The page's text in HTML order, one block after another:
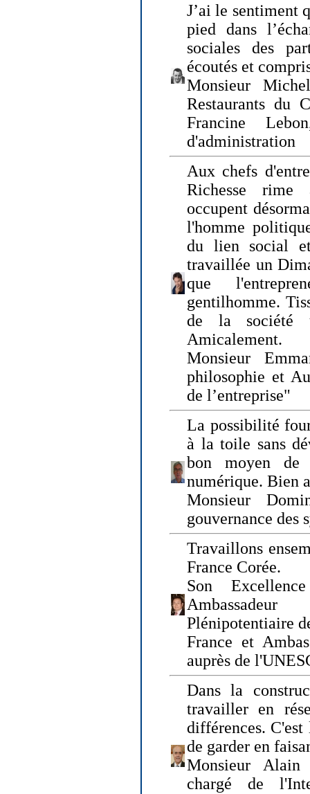
J’ai le sentiment
pied dans
sociales des
écoutés et
Monsieur
Restaurants du
Francine
d'administration
Aux chefs
Richesse rime
occupent
l'homme
du lien social
travaillée un
que
gentilhomme.
de la société
Amicalement.
Monsieur
philosophie et
de l’entreprise"
La possibilité
à la toile sans
bon moyen de
numérique. Bien
Monsieur
gouvernance des
Travaillons
France Corée.
Son
Plénipotentiaire
France et
auprès de
Dans la
travailler en
différences.
de garder en
Monsieur Alain
chargé de